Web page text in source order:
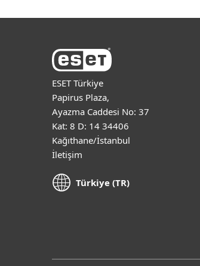
ESET Türkiye
Papirus Plaza,
Ayazma Caddesi No: 37
Kat: 8 D: 14 34406
Kağıthane/İstanbul
İletişim
Türkiye (TR)